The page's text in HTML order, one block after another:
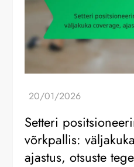
Setteri
võrkpallis:
ajastus, otsuste